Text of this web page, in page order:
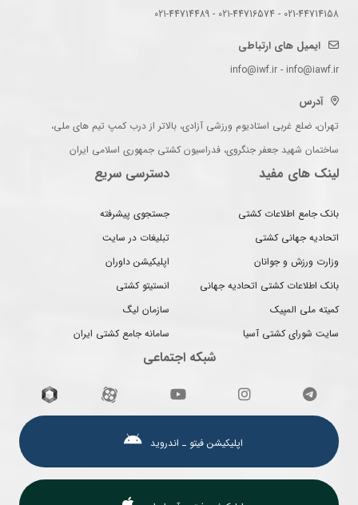
021-44714158 - 021-44716574 - 021-44714489
ایمیل های ارتباطی
info@iwf.ir - info@iawf.ir
آدرس
تهران، ضلع غربی استادیوم ورزشی آزادی، بالاتر از درب کمپ تیم های ملی،
ساختمان شهید جعفر جنگروی، فدراسیون کشتی جمهوری اسلامی ایران
لینک های مفید
بانک جامع اطلاعات کشتی
اتحادیه جهانی کشتی
وزارت ورزش و جوانان
بانک اطلاعات کشتی اتحادیه جهانی
کمیته ملی المپیک
سایت شورای کشتی آسیا
دسترسی سریع
جستجوی پیشرفته
تبلیغات در سایت
اپلیکیشن داوران
انستیتو کشتی
سازمان لیگ
سامانه جامع کشتی ایران
شبکه اجتماعی
اپلیکیشن فیتو ـ اندروید